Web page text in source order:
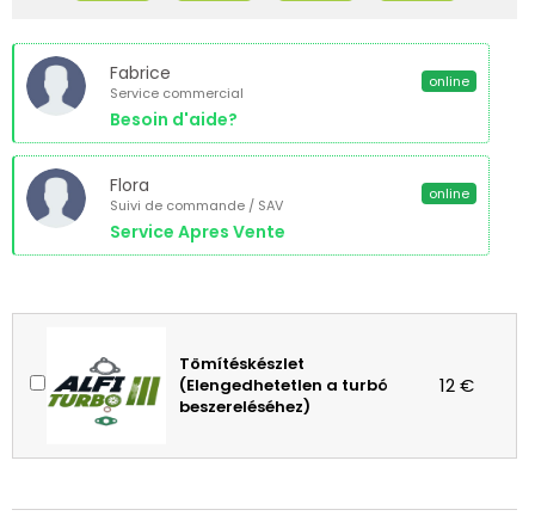
Fabrice
Service commercial
Besoin d'aide?
online
Flora
Suivi de commande / SAV
Service Apres Vente
online
Tömítéskészlet
(Elengedhetetlen a turbó
beszereléséhez)
12 €